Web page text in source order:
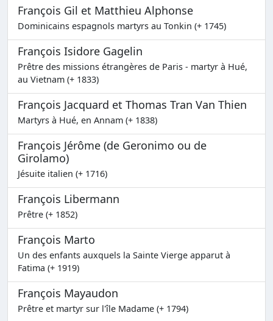
François Gil et Matthieu Alphonse
Dominicains espagnols martyrs au Tonkin (+ 1745)
François Isidore Gagelin
Prêtre des missions étrangères de Paris - martyr à Hué,
au Vietnam (+ 1833)
François Jacquard et Thomas Tran Van Thien
Martyrs à Hué, en Annam (+ 1838)
François Jérôme (de Geronimo ou de
Girolamo)
Jésuite italien (+ 1716)
François Libermann
Prêtre (+ 1852)
François Marto
Un des enfants auxquels la Sainte Vierge apparut à
Fatima (+ 1919)
François Mayaudon
Prêtre et martyr sur l'île Madame (+ 1794)